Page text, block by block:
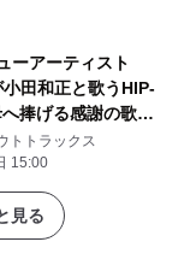
ーアーティスト
田和正と歌うHIP-
を5月9日に発売
トトラックス
15:00
見る